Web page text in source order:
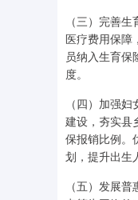
（三）完善
医疗费用保障
员纳入生育保
度。
（四）加强
建设，夯实县
保报销比例。
划，提升出生
（五）发展